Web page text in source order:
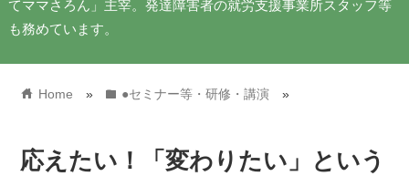
てママさろん」主宰。発達障害者の就労支援事業所スタッフ等
も務めています。
home Home » folder ●セミナー等・研修・講演 »
応えたい！「変わりたい」という